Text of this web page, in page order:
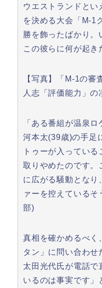
ウエストランドとい
を決める大会「M-1
勝を飾ったばかり。
この彼らに何が起き
【写真】「M-1の審
人志「評価能力」の
「ある番組が温泉
河本太(39歳)の手足
トゥーが入ってい
取りやめたのです。
に広がる騒動となり
ァーを控えている
部)
真相を確かめるべく
タン」に問い合わせ
太田光代氏が電話で
いるのは事実です」